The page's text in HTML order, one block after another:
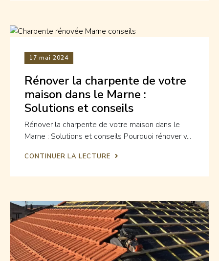
17 mai 2024
Rénover la charpente de votre
maison dans le Marne :
Solutions et conseils
Rénover la charpente de votre maison dans le
Marne : Solutions et conseils Pourquoi rénover v...
CONTINUER LA LECTURE